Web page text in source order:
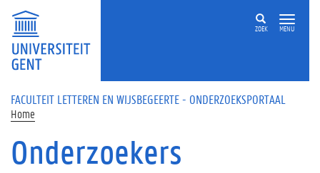
Overslaan en naar de inhoud gaan
ZOEK MENU
FACULTEIT LETTEREN EN WIJSBEGEERTE - ONDERZOEKSPORTAAL
Home
Onderzoekers